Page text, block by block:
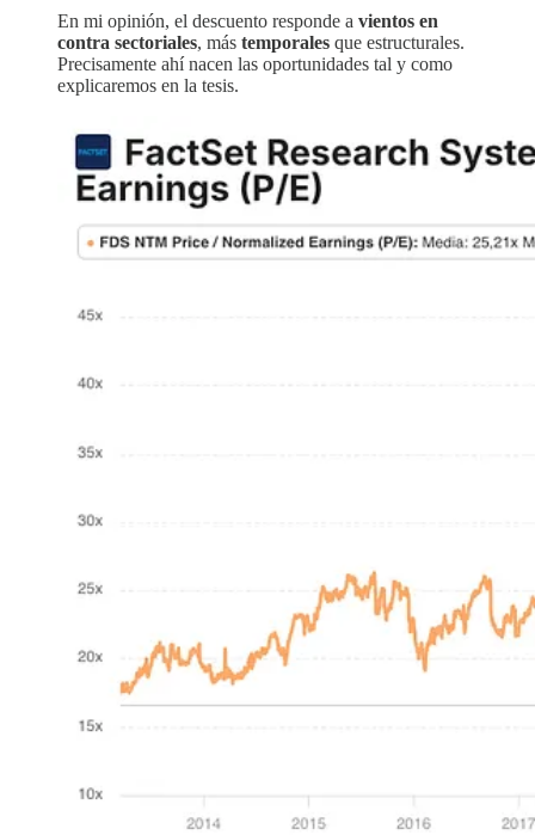
En mi opinión, el descuento responde a vientos en
contra sectoriales, más temporales que estructurales.
Precisamente ahí nacen las oportunidades tal y como
explicaremos en la tesis.